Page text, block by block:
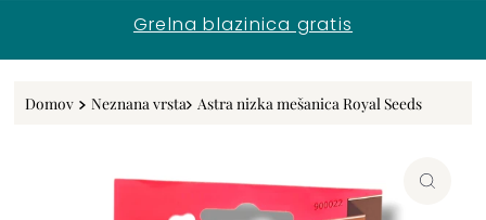
Grelna blazinica gratis
Domov Neznana vrsta Astra nizka mešanica Royal Seeds